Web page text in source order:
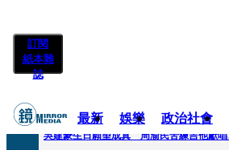
訂閱
紙本雜
誌
最新 娛樂 政治社會
快訊